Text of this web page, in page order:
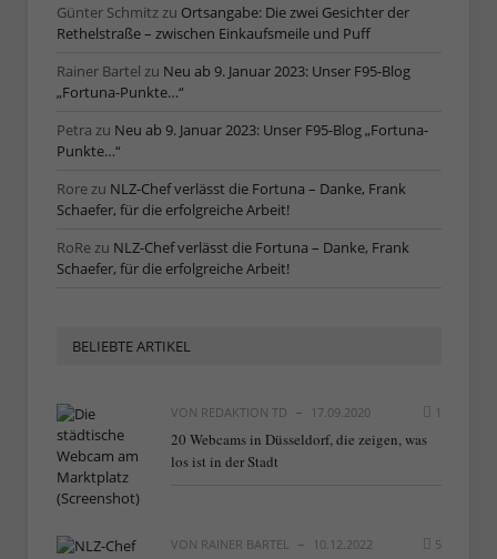
Günter Schmitzzu Ortsangabe: Die zwei Gesichter der
Rethelstraße – zwischen Einkaufsmeile und Puff
Rainer Bartel zu Neu ab 9. Januar 2023: Unser F95-Blog
„Fortuna-Punkte…“
Petra zu Neu ab 9. Januar 2023: Unser F95-Blog „Fortuna-
Punkte…“
Rorezu NLZ-Chef verlässt die Fortuna – Danke, Frank
Schaefer, für die erfolgreiche Arbeit!
RoRezu NLZ-Chef verlässt die Fortuna – Danke, Frank
Schaefer, für die erfolgreiche Arbeit!
BELIEBTE ARTIKEL
VON REDAKTION TD 17.09.2020 1
20 Webcams in Düsseldorf, die zeigen, was
los ist in der Stadt
VON RAINER BARTEL 10.12.2022 5